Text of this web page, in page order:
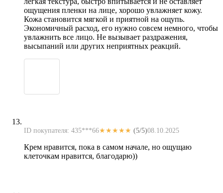
ощущения пленки на лице, хорошо увлажняет кожу.
Кожа становится мягкой и приятной на ощупь.
Экономичный расход, его нужно совсем немного, чтобы
увлажнить все лицо. Не вызывает раздражения,
высыпаний или других неприятных реакций.
ID покупателя: 435***66★★★★★ (5/5)08.10.2025
Крем нравится, пока в самом начале, но ощущаю
клеточкам нравится, благодарю))